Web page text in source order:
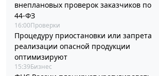
внеплановых проверок заказчиков по
44-ФЗ
16:00Проверки
Процедуру приостановки или запрета
реализации опасной продукции
оптимизируют
15:39Бизнес